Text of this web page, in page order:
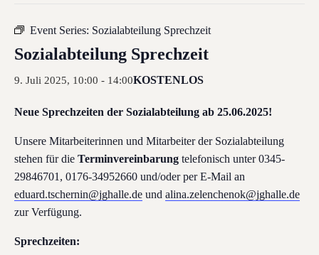
Event Series: Sozialabteilung Sprechzeit
Sozialabteilung Sprechzeit
9. Juli 2025, 10:00 - 14:00KOSTENLOS
Neue Sprechzeiten der Sozialabteilung ab 25.06.2025!
Unsere Mitarbeiterinnen und Mitarbeiter der Sozialabteilung
stehen für die Terminvereinbarung telefonisch unter 0345-
29846701, 0176-34952660 und/oder per E-Mail an
eduard.tschernin@jghalle.de und alina.zelenchenok@jghalle.de
zur Verfügung.
Sprechzeiten: